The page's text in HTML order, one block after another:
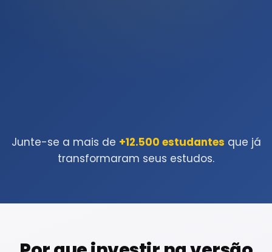
Junte-se a mais de +12.500 estudantes que já
transformaram seus estudos.